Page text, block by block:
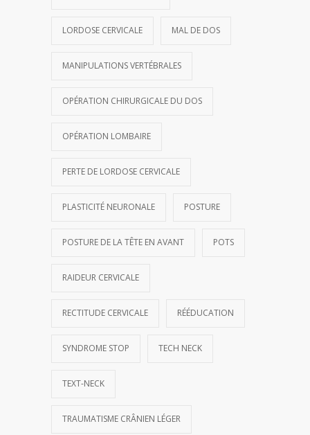
LORDOSE CERVICALE MAL DE DOS
MANIPULATIONS VERTÉBRALES
OPÉRATION CHIRURGICALE DU DOS
OPÉRATION LOMBAIRE
PERTE DE LORDOSE CERVICALE
PLASTICITÉ NEURONALE POSTURE
POSTURE DE LA TÊTE EN AVANT POTS
RAIDEUR CERVICALE
RECTITUDE CERVICALE RÉÉDUCATION
SYNDROME STOP TECH NECK
TEXT-NECK
TRAUMATISME CRÂNIEN LÉGER